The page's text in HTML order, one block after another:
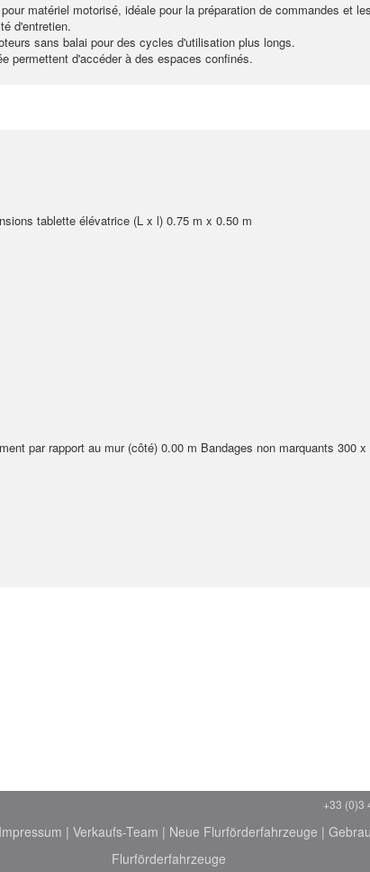
matériel motorisé, idéale pour la préparation de commandes et
d'entretien.
sans balai pour des cycles d'utilisation plus longs.
permettent d'accéder à des espaces confinés.
tablette élévatrice (L x l) 0.75 m x 0.50 m
par rapport au mur (côté) 0.00 m Bandages non marquants 300 x
+33 (0)3
Impressum | Verkaufs-Team | Neue Flurförderfahrzeuge |
Flurförderfahrzeuge